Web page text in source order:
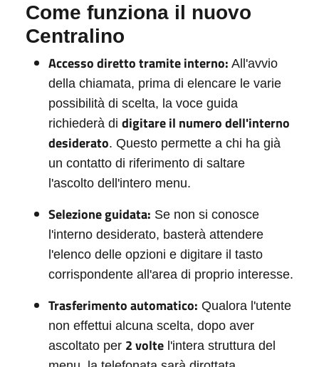
Come funziona il nuovo
Centralino
Accesso diretto tramite interno: All'avvio
della chiamata, prima di elencare le varie
possibilità di scelta, la voce guida
richiederà di digitare il numero dell'interno
desiderato. Questo permette a chi ha già
un contatto di riferimento di saltare
l'ascolto dell'intero menu.
Selezione guidata: Se non si conosce
l'interno desiderato, basterà attendere
l'elenco delle opzioni e digitare il tasto
corrispondente all'area di proprio interesse.
Trasferimento automatico: Qualora l'utente
non effettui alcuna scelta, dopo aver
ascoltato per 2 volte l'intera struttura del